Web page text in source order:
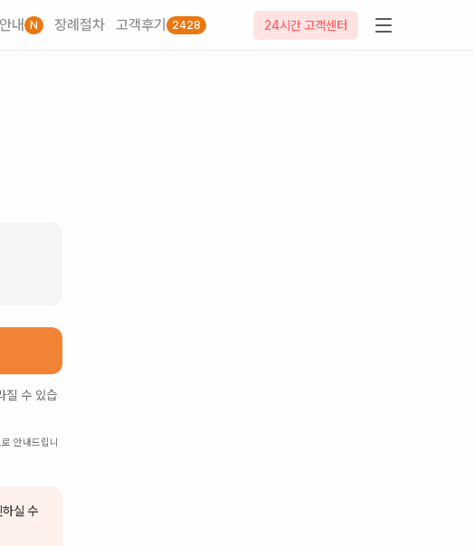
내 N 장례절차 고객후기 2428 24시간 고객센터
질 수 있습
안내드립니
실 수